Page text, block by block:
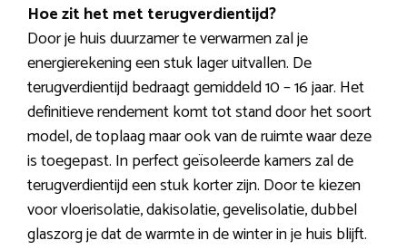
Hoe zit het met terugverdientijd?
Door je huis duurzamer te verwarmen zal je
energierekening een stuk lager uitvallen. De
terugverdientijd bedraagt gemiddeld 10 – 16 jaar. Het
definitieve rendement komt tot stand door het soort
model, de toplaag maar ook van de ruimte waar deze
is toegepast. In perfect geïsoleerde kamers zal de
terugverdientijd een stuk korter zijn. Door te kiezen
voor vloerisolatie, dakisolatie, gevelisolatie, dubbel
glaszorg je dat de warmte in de winter in je huis blijft.